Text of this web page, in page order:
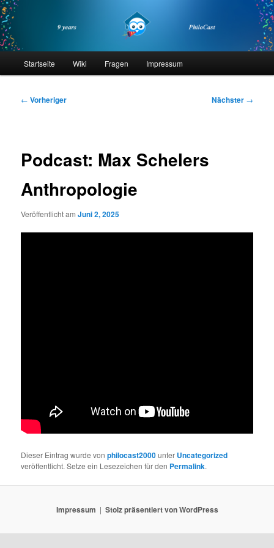
Zum
primären
Inhalt
springenphilocast
Startseite Wiki Fragen Impressum
Beitragsnavigation
← Vorheriger Nächster →
Podcast: Max Schelers
Anthropologie
Veröffentlicht amJuni 2, 2025
Dieser Eintrag wurde vonphilocast2000unter Uncategorized
veröffentlicht. Setze ein Lesezeichen für den Permalink.
Impressum Stolz präsentiert von WordPress